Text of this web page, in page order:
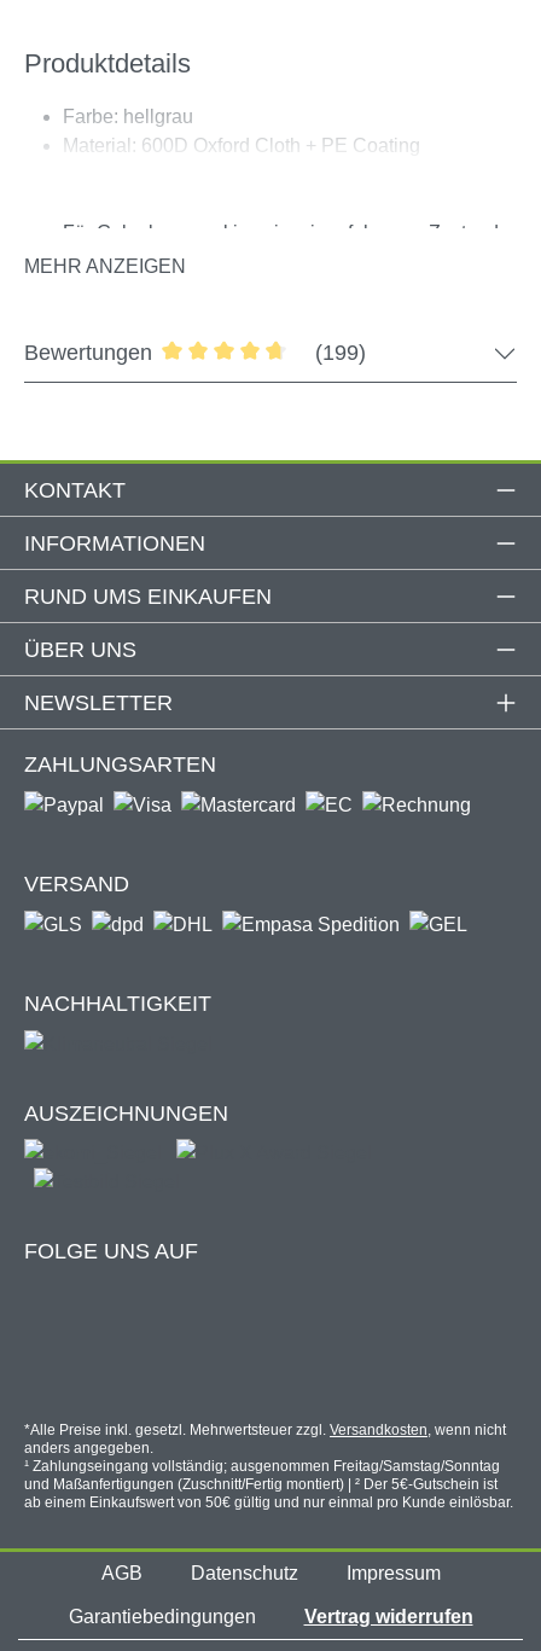
Produktdetails
Farbe: hellgrau
Material: 600D Oxford Cloth + PE Coating
Für Gelenkarmmarkisen im eingefahrenen Zustand
Geeignet für montierte oder abmontierte Markisen
Größen
350 x 19 x 19 cm (5 Klettbänder)
400 x 19 x 19 cm (7 Klettbänder)
500 x 19 x 19 cm (12 Klettbänder)
Nur für manuelle & elektrische
Gelenkarmmarkisen mit passenden Größen
Interesse an einer neuen
Schau bei unseren
MEHR ANZEIGEN
Bewertungen
Durchschnittliche Bewertung von 4.76
(199)
KONTAKT
INFORMATIONEN
RUND UMS EINKAUFEN
ÜBER UNS
NEWSLETTER
ZAHLUNGSARTEN
VERSAND
NACHHALTIGKEIT
AUSZEICHNUNGEN
FOLGE UNS AUF
*Alle Preise inkl. gesetzl. Mehrwertsteuer zzgl. Versandkosten, wenn nicht
anders angegeben.
¹ Zahlungseingang vollständig; ausgenommen Freitag/Samstag/Sonntag
und Maßanfertigungen (Zuschnitt/Fertig montiert) | ² Der 5€-Gutschein ist
ab einem Einkaufswert von 50€ gültig und nur einmal pro Kunde einlösbar.
AGB Datenschutz Impressum
Garantiebedingungen Vertrag widerrufen